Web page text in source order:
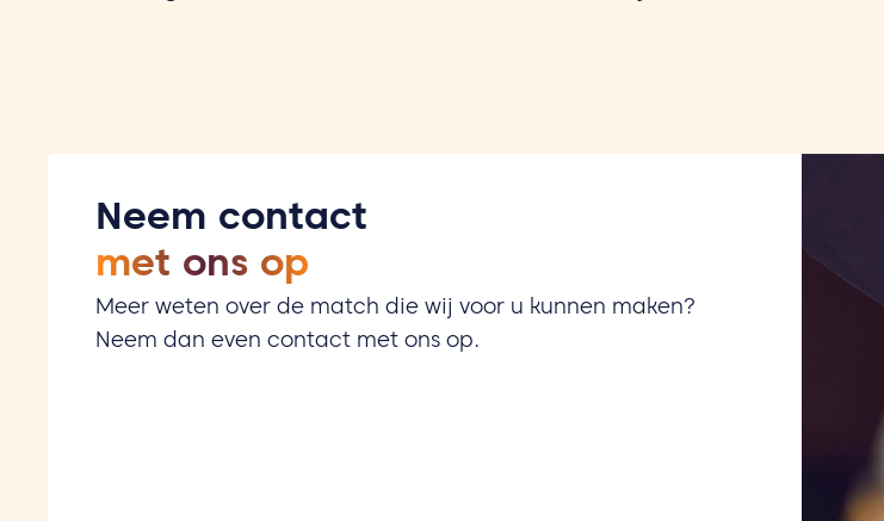
Neem contact
met ons op
Meer weten over de match die wij voor u kunnen maken?
Neem dan even contact met ons op.